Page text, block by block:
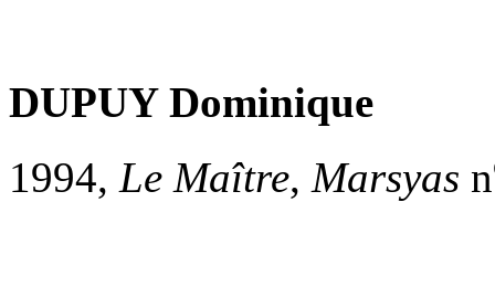
DUPUY Dominique
1994, Le Maître, Marsyas n